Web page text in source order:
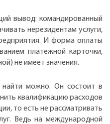
вывод: командированный
нерезидентам услуги,
И форма оплаты
платежной карточки,
не имеет значения.
можно. Он состоит в
квалификацию расходов
то есть не рассматривать
Ведь на международной